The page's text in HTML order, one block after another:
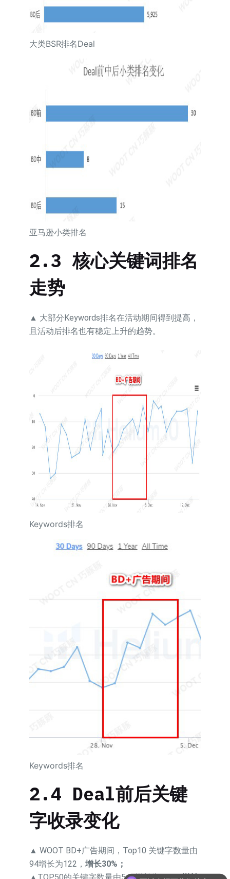
大类BSR排名Deal
亚马逊小类排名
2.3 核心关键词排名
走势
▲ 大部分Keywords排名在活动期间得到提高，
且活动后排名也有稳定上升的趋势。
Keywords排名
Keywords排名
2.4 Deal前后关键
字收录变化
▲ WOOT BD+广告期间，Top10 关键字数量由
94增长为122， 增长30%；